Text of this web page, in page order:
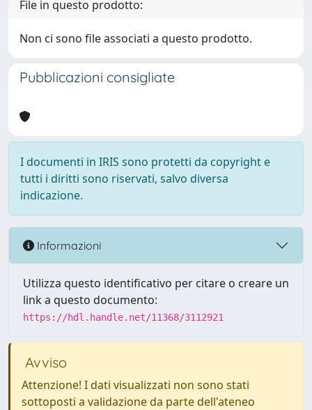
File in questo prodotto:
Non ci sono file associati a questo prodotto.
Pubblicazioni consigliate
I documenti in IRIS sono protetti da copyright e
tutti i diritti sono riservati, salvo diversa
indicazione.
Informazioni
Utilizza questo identificativo per citare o creare un
link a questo documento:
https://hdl.handle.net/11368/3112921
Avviso
Attenzione! I dati visualizzati non sono stati
sottoposti a validazione da parte dell'ateneo